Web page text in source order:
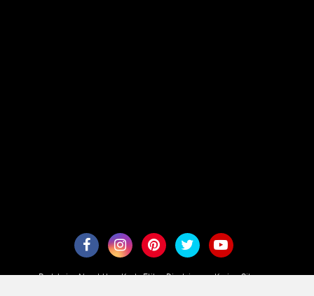
Redaksi About Us Kode Etik Disclaimer Karir
Sitemaps